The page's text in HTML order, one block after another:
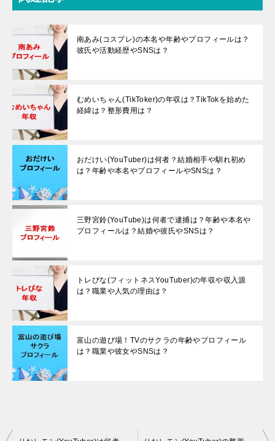
南あみ(コスプレ)の本名や年齢やプロフィールは？
彼氏や活動経歴やSNSは？
むめいちゃん(TikToker)の年収は？TikTokを始めた
経緯は？整形費用は？
おだけい(YouTuber)は何者？結婚相手や馴れ初め
は？年齢や本名やプロフィールやSNSは？
三野宮鈴(YouTube)は何者で逮捕は？年齢や本名や
プロフィールは？結婚や彼氏やSNSは？
トレぴな(フィットネスYouTuber)の年収や収入源
は？職業や人気の理由は？
富山の遊び場！TVのサクラの年齢やプロフィール
は？職業や彼女やSNSは？